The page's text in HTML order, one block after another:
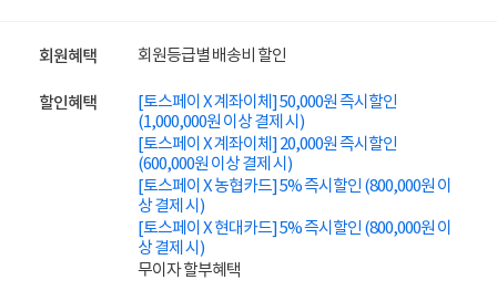
회원혜택 회원등급별 배송비 할인
할인혜택
[토스페이 X 계좌이체] 50,000원 즉시할인
(1,000,000원 이상 결제 시)
[토스페이 X 계좌이체] 20,000원 즉시할인
(600,000원 이상 결제 시)
[토스페이 X 농협카드] 5% 즉시할인 (800,000원 이
상 결제 시)
[토스페이 X 현대카드] 5% 즉시할인 (800,000원 이
상 결제 시)
무이자 할부혜택